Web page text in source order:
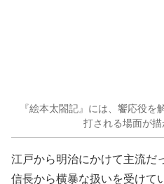
『絵本太閤記』には、饗応役
打される場面が描
江戸から明治にかけて主流だ
信長から横暴な扱いを受けて